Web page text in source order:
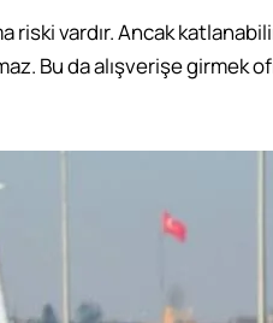
riski vardır. Ancak
Bu da alışverişe girmek